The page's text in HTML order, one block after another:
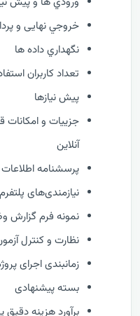
خروجي نهایی و
نگهداري داده ها
تعداد کاربران
پیش نیازها
جزییات و امکانات
آنلاین
پرسشنامه
نیازمندی‌های
نمونه فرم گزارش
نظارت و كنترل
زمانبندی اجرای
بسته پیشنهادی
برآورد هزینه دقیق